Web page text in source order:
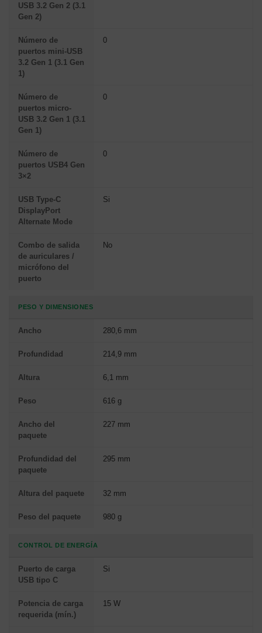
USB 3.2 Gen 2 (3.1
Gen 2)
Número de
puertos mini-USB
3.2 Gen 1 (3.1 Gen
1)
0
Número de
puertos micro-
USB 3.2 Gen 1 (3.1
Gen 1)
0
Número de
puertos USB4 Gen
3×2
0
USB Type-C
DisplayPort
Alternate Mode
Si
Combo de salida
de auriculares /
micrófono del
puerto
No
PESO Y DIMENSIONES
Ancho 280,6 mm
Profundidad 214,9 mm
Altura 6,1 mm
Peso 616 g
Ancho del
paquete
227 mm
Profundidad del
paquete
295 mm
Altura del paquete 32 mm
Peso del paquete 980 g
CONTROL DE ENERGÍA
Puerto de carga
USB tipo C
Si
Potencia de carga
requerida (mín.)
15 W